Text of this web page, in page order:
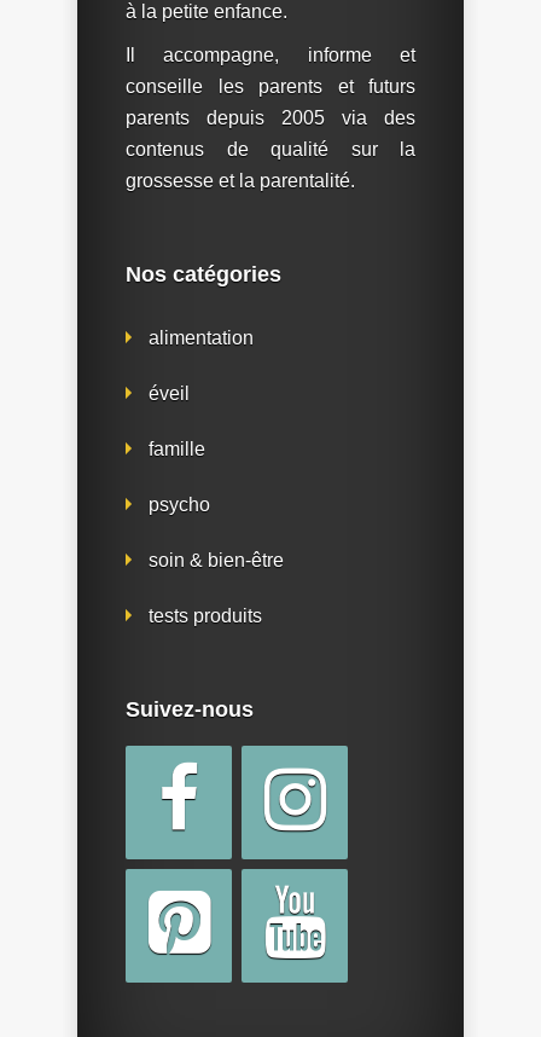
à la petite enfance.
Il accompagne, informe et
conseille les parents et futurs
parents depuis 2005 via des
contenus de qualité sur la
grossesse et la parentalité.
Nos catégories
alimentation
éveil
famille
psycho
soin & bien-être
tests produits
Suivez-nous